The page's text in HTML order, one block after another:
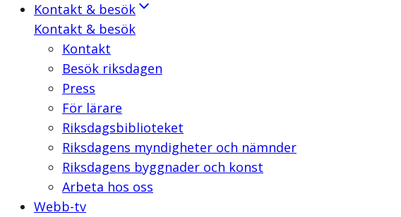
Kontakt & besök
Kontakt & besök
Kontakt
Besök riksdagen
Press
För lärare
Riksdagsbiblioteket
Riksdagens myndigheter och nämnder
Riksdagens byggnader och konst
Arbeta hos oss
Webb-tv